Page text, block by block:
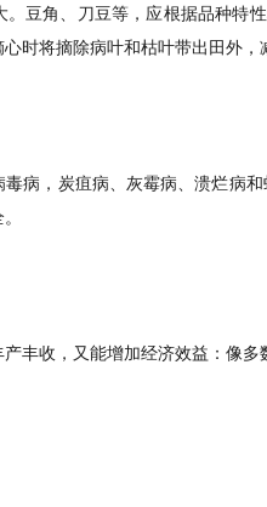
豆角、刀豆等，应根据品种特
时将摘除病叶和枯叶带出田外，
，炭疽病、灰霉病、溃烂病和
收，又能增加经济效益：像多